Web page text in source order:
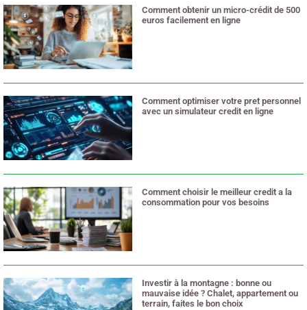
Comment obtenir un micro-crédit de 500
euros facilement en ligne
Comment optimiser votre pret personnel
avec un simulateur credit en ligne
Comment choisir le meilleur credit a la
consommation pour vos besoins
Investir à la montagne : bonne ou
mauvaise idée ? Chalet, appartement ou
terrain, faites le bon choix